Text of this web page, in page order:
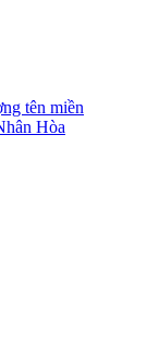
tên miền
Hòa